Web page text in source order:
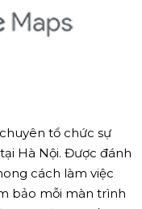
tổ chức sự
Hà Nội. Được đánh
cách làm việc
bảo mỗi màn trình